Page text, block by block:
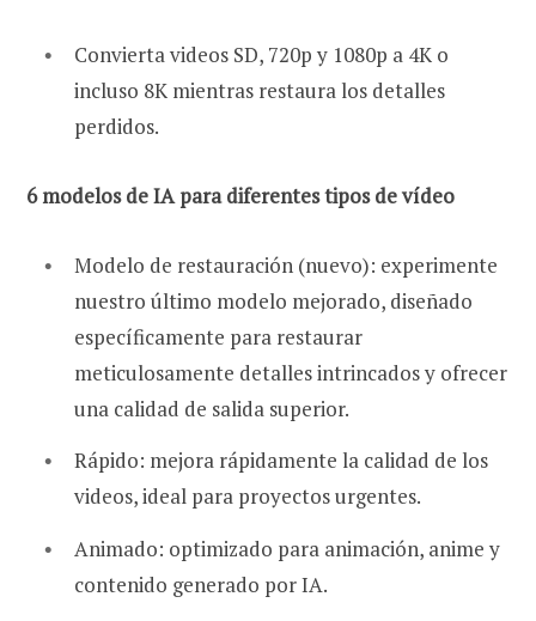
Convierta videos SD, 720p y 1080p a 4K o
incluso 8K mientras restaura los detalles
perdidos.
6 modelos de IA para diferentes tipos de vídeo
Modelo de restauración (nuevo): experimente
nuestro último modelo mejorado, diseñado
específicamente para restaurar
meticulosamente detalles intrincados y ofrecer
una calidad de salida superior.
Rápido: mejora rápidamente la calidad de los
videos, ideal para proyectos urgentes.
Animado: optimizado para animación, anime y
contenido generado por IA.